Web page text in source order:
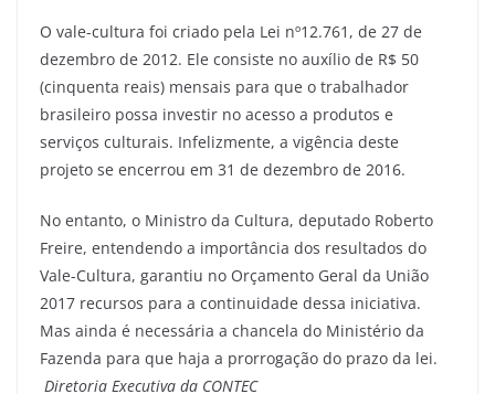
O vale-cultura foi criado pela Lei nº12.761, de 27 de
dezembro de 2012. Ele consiste no auxílio de R$ 50
(cinquenta reais) mensais para que o trabalhador
brasileiro possa investir no acesso a produtos e
serviços culturais. Infelizmente, a vigência deste
projeto se encerrou em 31 de dezembro de 2016.
No entanto, o Ministro da Cultura, deputado Roberto
Freire, entendendo a importância dos resultados do
Vale-Cultura, garantiu no Orçamento Geral da União
2017 recursos para a continuidade dessa iniciativa.
Mas ainda é necessária a chancela do Ministério da
Fazenda para que haja a prorrogação do prazo da lei.
Diretoria Executiva da CONTEC